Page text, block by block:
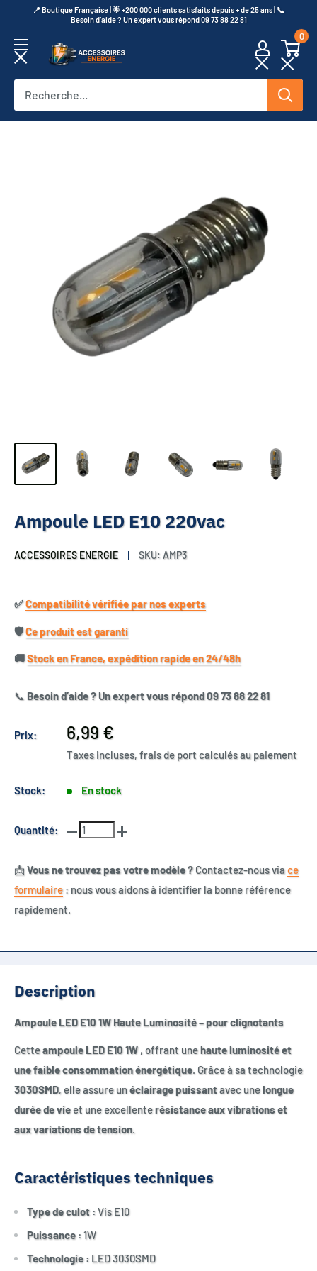
au
contenu
​📍​ Boutique Française | 🌟 +200 000 clients satisfaits depuis + de 25 ans | 📞​
Besoin d’aide ? Un expert vous répond 09 73 88 22 81
Accessoires
0
Ampoule LED E10 220vac
ACCESSOIRES ENERGIE SKU: AMP3
✅​Compatibilité vérifiée par nos experts
🛡️​Ce produit est garanti
🚚​Stock en France, expédition rapide en 24/48h
📞 Besoin d’aide ? Un expert vous répond 09 73 88 22 81
Prix:
Prix
réduit
6,99 €
Taxes incluses, frais de port calculés au paiement
Stock: En stock
Quantité:
📩Vous ne trouvez pas votre modèle ?Contactez-nous viace
formulaire : nous vous aidons à identifier la bonne référence
rapidement.
Description
Ampoule LED E10 1W Haute Luminosité – pour clignotants
Cetteampoule LED E10 1W, offrant unehaute luminosité et
une faible consommation énergétique. Grâce à sa technologie
3030SMD, elle assure unéclairage puissantavec unelongue
durée de vieet une excellenterésistance aux vibrations et
aux variations de tension.
Caractéristiques techniques
Type de culot :Vis E10
Puissance :1W
Technologie : LED 3030SMD